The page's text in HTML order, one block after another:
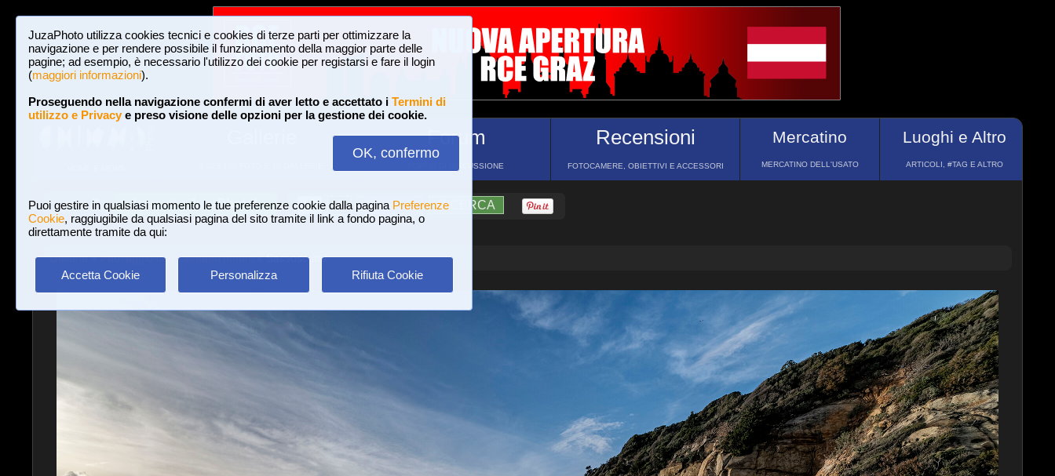
JuzaPhoto utilizza cookies tecnici e cookies di terze parti per ottimizzare la
navigazione e per rendere possibile il funzionamento della maggior parte delle
pagine; ad esempio, è necessario l'utilizzo dei cookie per registarsi e fare il login
(maggiori informazioni).
Proseguendo nella navigazione confermi di aver letto e accettato i Termini di
utilizzo e Privacye preso visione delle opzioni per la gestione dei cookie.
OK, confermo
Puoi gestire in qualsiasi momento le tue preferenze cookie dalla pagina Preferenze
Cookie, raggiugibile da qualsiasi pagina del sito tramite il link a fondo pagina, o
direttamente tramite da qui:
Accetta Cookie Personalizza Rifiuta Cookie
Forum
FORUM DI DISCUSSIONE
Recensioni
FOTOCAMERE, OBIETTIVI E ACCESSORI
Mercatino
MERCATINO DELL'USATO
Luoghi e Altro
ARTICOLI, #TAG E ALTRO
Login Iscriviti a JuzaPhoto! A A ?AIUTO RICERCA
Gallerie»Paesaggio con elementi umani» Sassoscritto